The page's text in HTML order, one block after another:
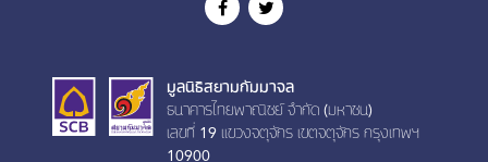
มูลนิธิสยามกัมมาจล
ธนาคารไทยพาณิชย์ จำกัด (มหาชน)
เลขที่ 19 เเขวงจตุจักร เขตจตุจักร กรุงเทพฯ
10900